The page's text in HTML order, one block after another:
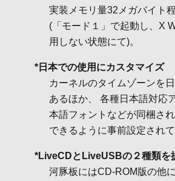
実装メモリ量32メガバイト
(「モード１」で起動し、X
用しない状態にて)。
*日本での使用にカスタマイズ
カーネルのタイムゾーンを
あるほか、 各種日本語対応
本語フォントなどが同梱さ
できるように事前設定されて
*LiveCDとLiveUSBの２種類を
河豚板にはCD-ROM版の他